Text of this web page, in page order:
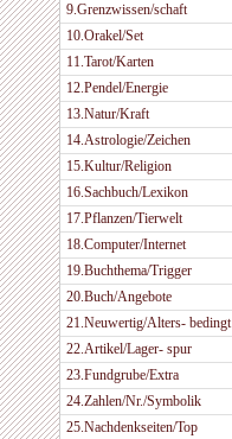
9.Grenzwissen/schaft
10.Orakel/Set
11.Tarot/Karten
12.Pendel/Energie
13.Natur/Kraft
14.Astrologie/Zeichen
15.Kultur/Religion
16.Sachbuch/Lexikon
17.Pflanzen/Tierwelt
18.Computer/Internet
19.Buchthema/Trigger
20.Buch/Angebote
21.Neuwertig/Alters- bedingt
22.Artikel/Lager- spur
23.Fundgrube/Extra
24.Zahlen/Nr./Symbolik
25.Nachdenkseiten/Top